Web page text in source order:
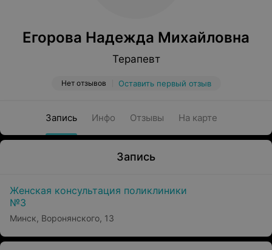
Егорова Надежда Михайловна
Терапевт
Нет отзывов Оставить первый отзыв
Запись Инфо Отзывы На карте
Запись
Женская консультация поликлиники
№3
Минск, Воронянского, 13